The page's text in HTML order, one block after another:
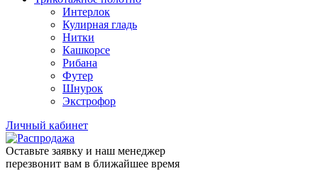
Интерлок
Кулирная гладь
Нитки
Кашкорсе
Рибана
Футер
Шнурок
Экстрофор
Личный кабинет
Оставьте заявку и наш менеджер
перезвонит вам в ближайшее время